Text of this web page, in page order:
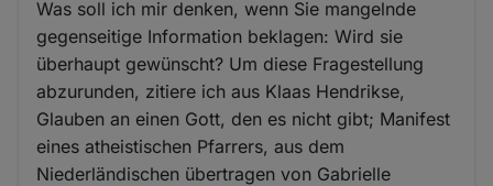
Was soll ich mir denken, wenn Sie mangelnde
gegenseitige Information beklagen: Wird sie
überhaupt gewünscht? Um diese Fragestellung
abzurunden, zitiere ich aus Klaas Hendrikse,
Glauben an einen Gott, den es nicht gibt; Manifest
eines atheistischen Pfarrers, aus dem
Niederländischen übertragen von Gabrielle